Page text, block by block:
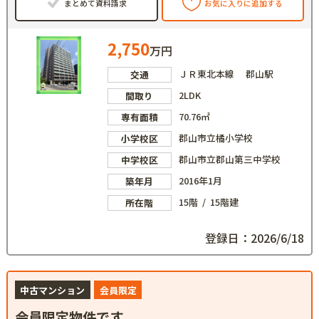
まとめて資料請求 お気に入りに追加する
2,750万円
交通
ＪＲ東北本線 郡山駅
間取り
2LDK
専有面積
70.76㎡
小学校区
郡山市立橘小学校
中学校区
郡山市立郡山第三中学校
築年月
2016年1月
所在階
15階 / 15階建
登録日：2026/6/18
中古マンション 会員限定